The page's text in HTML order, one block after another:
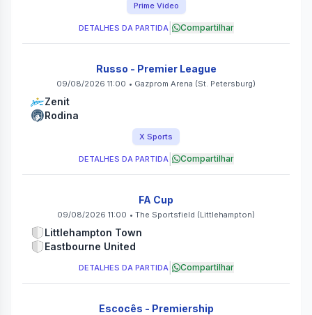
Prime Video
DETALHES DA PARTIDA| Compartilhar
Russo - Premier League
09/08/2026 11:00 • Gazprom Arena (St. Petersburg)
Zenit
Rodina
X Sports
DETALHES DA PARTIDA| Compartilhar
FA Cup
09/08/2026 11:00 • The Sportsfield (Littlehampton)
Littlehampton Town
Eastbourne United
DETALHES DA PARTIDA| Compartilhar
Escocês - Premiership